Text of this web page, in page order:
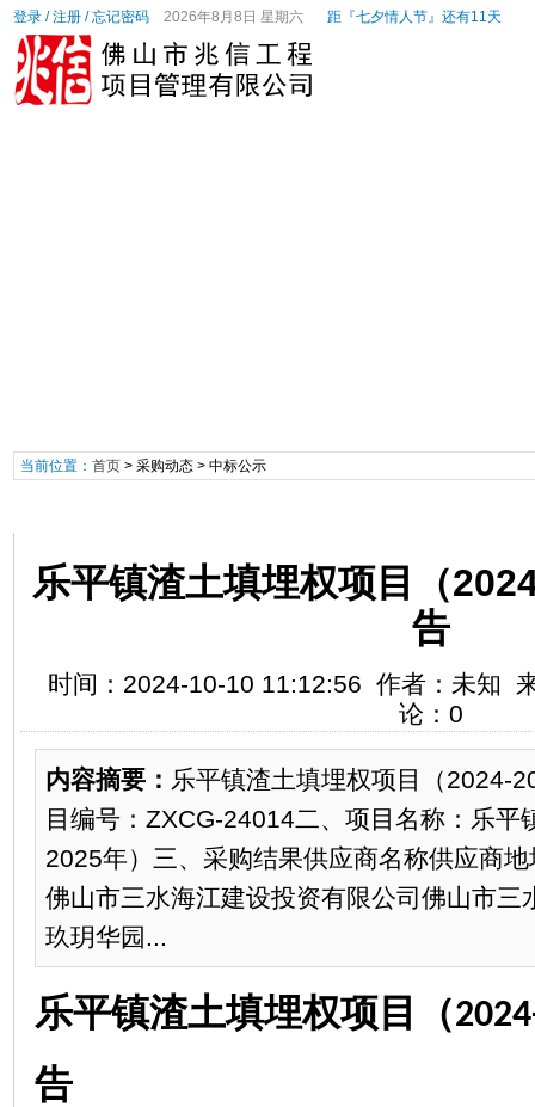
登录/注册/忘记密码 2026年8月8日 星期六 距『七夕情人节』还有11天
当前位置： 首页> 采购动态> 中标公示
乐平镇渣土填埋权项目（
告
时间：2024-10-10 11:12:56 作者：未知
论：0
内容摘要： 乐平镇渣土填埋权项目（2024-
目编号：ZXCG-24014二、项目名称：乐平
2025年）三、采购结果供应商名称供应商
佛山市三水海江建设投资有限公司佛山市三
玖玥华园...
乐平镇渣土填埋权项目（
告